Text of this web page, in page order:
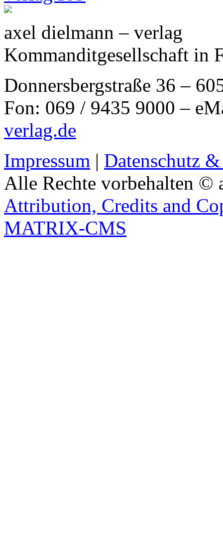
axel dielmann – verlag
Kommanditgesellschaft in
Donnersbergstraße 36 –
Fon: 069 / 9435 9000 –
verlag.de
Impressum | Datenschutz
Alle Rechte vorbehalten ©
Attribution, Credits and
MATRIX-CMS